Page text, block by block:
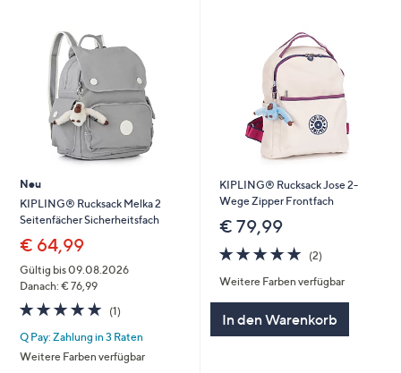
Neu
KIPLING® Rucksack Melka 2
Seitenfächer Sicherheitsfach
€ 64,99
Gültig bis 09.08.2026
Danach: € 76,99
5.0
von
5
(1)1
Q Pay: Zahlung in 3 Raten
Weitere Farben verfügbar
KIPLING® Rucksack Jose 2-
Wege Zipper Frontfach
€ 79,99
5.0
von
5
(2)
Weitere Farben verfügbar
In den Warenkorb